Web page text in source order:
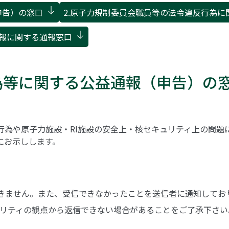
）の窓口
2.原子力規制委員会職員等の法令違反行為
に関する通報窓口
に関する公益通報（申告）の
や原子力施設・RI施設の安全上・核セキュリティ上の問
示しします。
せん。また、受信できなかったことを送信者に通知してお
ティの観点から返信できない場合があることをご了承下さ